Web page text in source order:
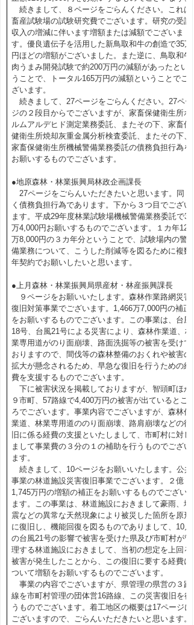
続きまして、８ページをごらんください。これは
畜産試験場の試験研究費でございます。研究の受託
収入の増減に伴います増額または減額でございま
す。優良遺伝子を活用した新鳥取和牛の創造で35万
円ほどの増額がございました。また逆に、鳥取和牛
肉うまみ開発試験で約200万円の減額があったとい
うことで、トータル165万円の減額ということでご
ざいます。
続きまして、27ページをごらんください。27ペー
ジの２段目からでございますが、家畜保健衛生所ホ
ルムアルデヒド測定業務委託、またその下、家畜保
健衛生所焼却灰重金属分析検査委託、またその下、
家畜保健衛生所機械警備業務委託の債務負担行為を
お願いするものでございます。
●地原森林・林業振興局林政企画課長
27ページをごらんいただきたいと思います。同じ
く債務負担行為であります。下から３つ目でござい
ます。平成29年度林業試験場機械警備業務委託で38
万4,000円お願いするものでございます。１カ年12
万8,000円の３カ年分ということで、試験場内の警
備業務について、こうした削減等を図るために複数
年契約でお願いしたいと思います。
●上月森林・林業振興局県産材・林産振興課長
９ページをお願いいたします。森林作業路網災害
復旧対策事業でございます。1,466万7,000円の補正
をお願いするものでございます。この事業は、台風
18号、台風21号による災害により、森林作業道、林
業専用道がのり面崩壊、路面洗掘等の被害を受けて
おりますので、間伐等の森林整備のおくれや被害の
拡大が懸念されるため、早急な復旧を行うための経
費を支援するものでございます。
下に被害状況を掲載しておりますが、智頭町ほか
９市町、57路線で4,400万円の被害が出ているとこ
ろでございます。事業内容でございますが、森林作
業道、林業専用道ののり面崩壊、路肩崩壊などの復
旧に係る経費の支援といたしまして、市町村に対し
まして事業費の３分の１の補助を行うものでござい
ます。
続きまして、10ページをお願いいたします。公共
事業の林道施設災害復旧事業でございます。２億
1,745万円の増額の補正をお願いするものでござい
ます。この事業は、林道施設におきまして豪雨、地
震などの異常な天然現象により被災した箇所を原形
に復旧し、機能回復を図るものでありまして、10月
の台風21号の影響で被害を受けた県及び市町村が管
理する林道施設におきまして、当初の想定を上回る
被害が発生したことから、この復旧に要する経費に
ついて増額をお願いするものでございます。
事業の内容でございますが、県管理の県営の３路
線を市町村管理の団体営16路線、この災害復旧を行
うものでございます。着工地区の概要は17ページに
ございますので、ごらんいただきたいと思います。